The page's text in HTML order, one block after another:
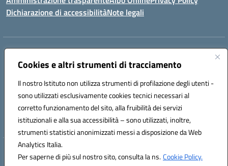
Cookies e altri strumenti di tracciamento
Il nostro Istituto non utilizza strumenti di profilazione degli utenti -
sono utilizzati esclusivamente cookies tecnici necessari al
corretto funzionamento del sito, alla fruibilità dei servizi
istituzionali e alla sua accessibilità – sono utilizzati, inoltre,
strumenti statistici anonimizzati messi a disposizione da Web
Analytics Italia.
Per saperne di più sul nostro sito, consulta la ns.Cookie Policy.
Dichiarazione di accessibilitàNote legali
Indirizzo:
Centralino:+39 071 89 52 08 Email:anic82000a@istruzione.it
Codice fiscale: 93084540421
Codice meccanografico:
ANIC82000A
Codice unico di fatturazione (CUF): UFF6L6
Hosting & Powered by 3D Solution S.r.l.